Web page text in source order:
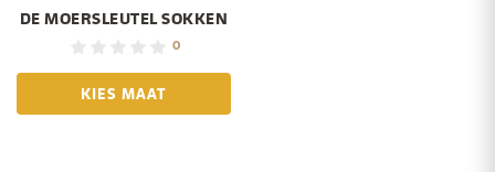
DE MOERSLEUTEL SOKKEN
0
KIES MAAT